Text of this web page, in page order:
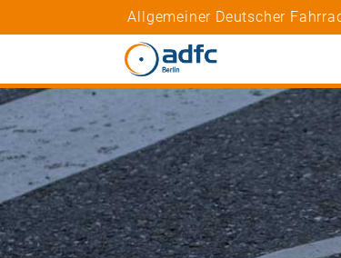
Allgemeiner Deutscher